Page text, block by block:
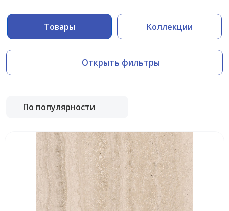
Товары Коллекции
Открыть фильтры
По популярности